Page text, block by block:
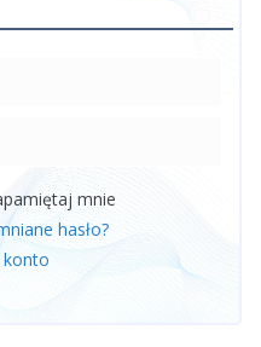
mnie
hasło?
konto